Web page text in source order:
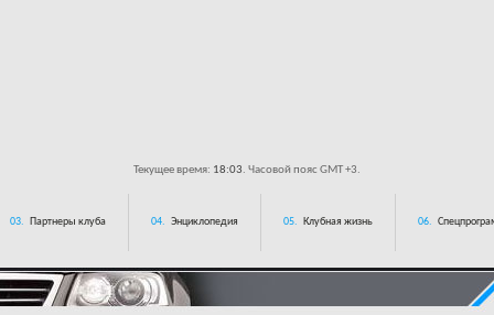
Текущее время: 18:03. Часовой пояс GMT +3.
03. Партнеры клуба 04. Энциклопедия 05. Клубная жизнь 06.